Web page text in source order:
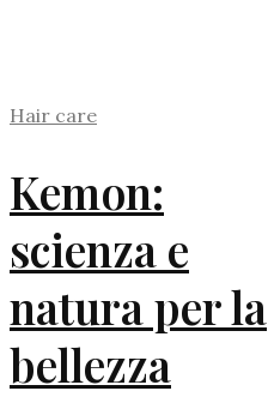
Hair care
Kemon:
scienza e
natura per la
bellezza